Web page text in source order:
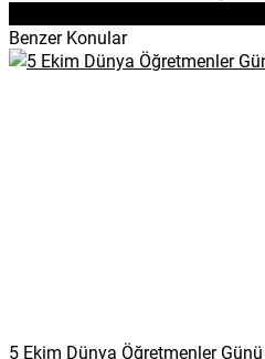
Benzer Konular
5 Ekim Dünya Öğretmenler